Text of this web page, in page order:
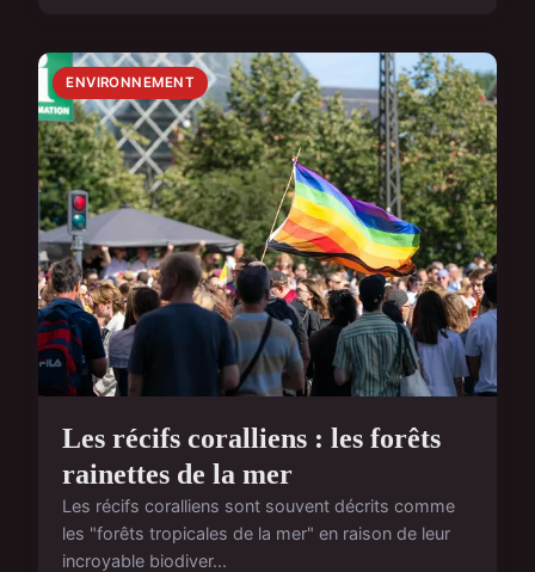
ENVIRONNEMENT
Les récifs coralliens : les forêts
rainettes de la mer
Les récifs coralliens sont souvent décrits comme
les "forêts tropicales de la mer" en raison de leur
incroyable biodiver...